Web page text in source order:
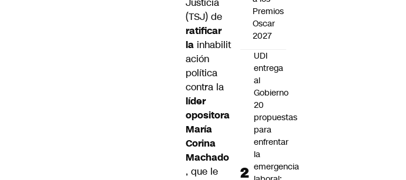
(TSJ) de
ratificar
la inhabilit
ación
política
contra la
líder
opositora
María
Corina
Machado
, que le
Premios
Oscar
2027
UDI
entrega
al
Gobierno
20
propuestas
para
enfrentar
la
emergencia